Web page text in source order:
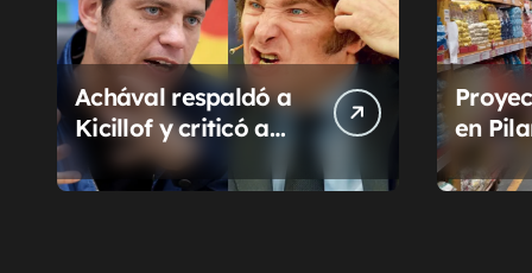
Achával respaldó a
Kicillof y criticó a
Milei
en